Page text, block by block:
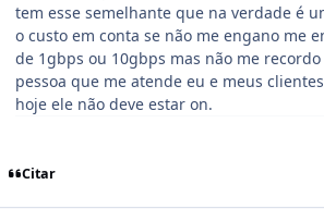
tem esse semelhante que na verdade é
o custo em conta se não me engano me
de 1gbps ou 10gbps mas não me
pessoa que me atende eu e meus
hoje ele não deve estar on.
Citar